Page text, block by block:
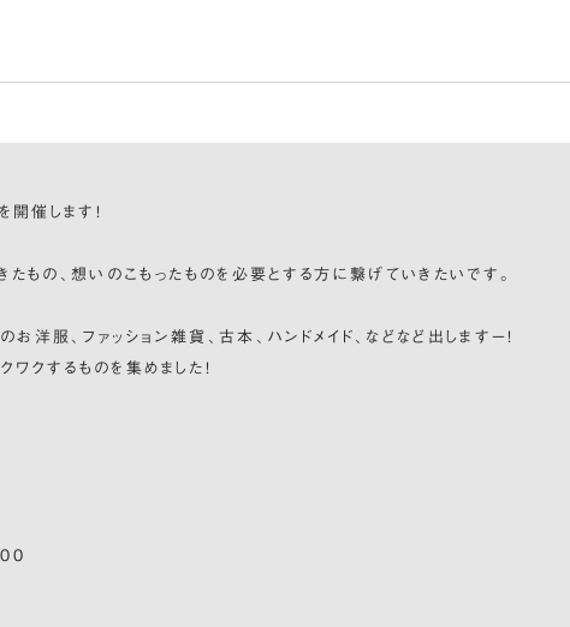
催します！
たもの、想いのこもったものを必要とする方に繋げていきたいです。
洋服、ファッション雑貨、古本、ハンドメイド、などなど出しますー！
クするものを集めました！